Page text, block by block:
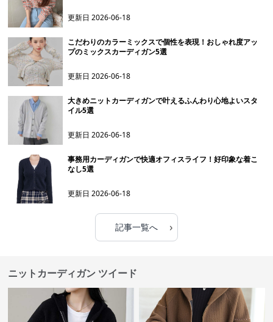
更新日2026-06-18
こだわりのカラーミックスで個性を表現！おしゃれ度アッ
プのミックスカーディガン5選
更新日2026-06-18
大きめニットカーディガンで叶えるふんわり心地よいスタ
イル5選
更新日2026-06-18
事務用カーディガンで快適オフィスライフ！好印象な着こ
なし5選
更新日2026-06-18
記事一覧へ ›
ニットカーディガン ツイード